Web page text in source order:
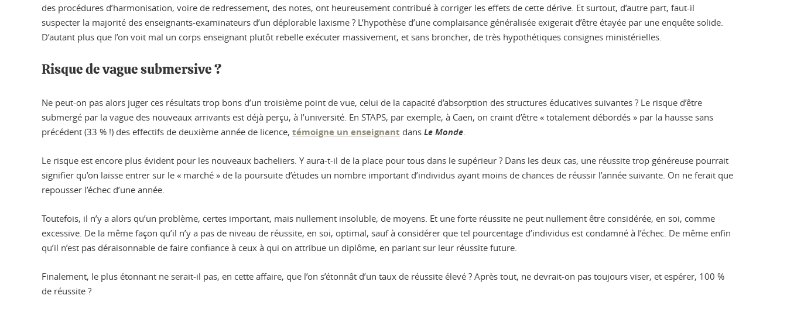
des procédures d’harmonisation, voire de redressement, des notes, ont heureusement contribué à corriger les effets de cette dérive. Et surtout, d’autre part, faut-il
suspecter la majorité des enseignants-examinateurs d’un déplorable laxisme ? L’hypothèse d’une complaisance généralisée exigerait d’être étayée par une enquête solide.
D’autant plus que l’on voit mal un corps enseignant plutôt rebelle exécuter massivement, et sans broncher, de très hypothétiques consignes ministérielles.
Risque de vague submersive ?
Ne peut-on pas alors juger ces résultats trop bons d’un troisième point de vue, celui de la capacité d’absorption des structures éducatives suivantes ? Le risque d’être
submergé par la vague des nouveaux arrivants est déjà perçu, à l’université. En STAPS, par exemple, à Caen, on craint d’être « totalement débordés » par la hausse sans
précédent (33 % !) des effectifs de deuxième année de licence, témoigne un enseignant dans Le Monde.
Le risque est encore plus évident pour les nouveaux bacheliers. Y aura-t-il de la place pour tous dans le supérieur ? Dans les deux cas, une réussite trop généreuse pourrait
signifier qu’on laisse entrer sur le « marché » de la poursuite d’études un nombre important d’individus ayant moins de chances de réussir l’année suivante. On ne ferait que
repousser l’échec d’une année.
Toutefois, il n’y a alors qu’un problème, certes important, mais nullement insoluble, de moyens. Et une forte réussite ne peut nullement être considérée, en soi, comme
excessive. De la même façon qu’il n’y a pas de niveau de réussite, en soi, optimal, sauf à considérer que tel pourcentage d’individus est condamné à l’échec. De même enfin
qu’il n’est pas déraisonnable de faire confiance à ceux à qui on attribue un diplôme, en pariant sur leur réussite future.
Finalement, le plus étonnant ne serait-il pas, en cette affaire, que l’on s’étonnât d’un taux de réussite élevé ? Après tout, ne devrait-on pas toujours viser, et espérer, 100 %
de réussite ?